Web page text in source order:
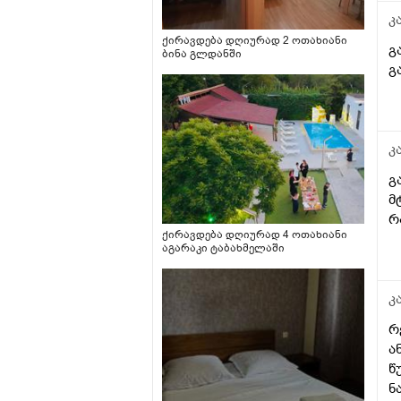
ქირავდება დღიურად 2 ოთახიანი
ბინა გლდანში
ქირავდება დღიურად 4 ოთახიანი
აგარაკი ტაბახმელაში